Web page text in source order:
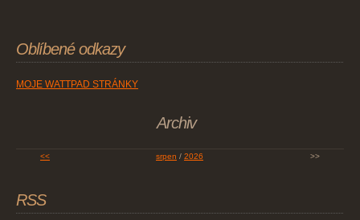
Oblíbené odkazy
MOJE WATTPAD STRÁNKY
Archiv
<< srpen / 2026 >>
RSS